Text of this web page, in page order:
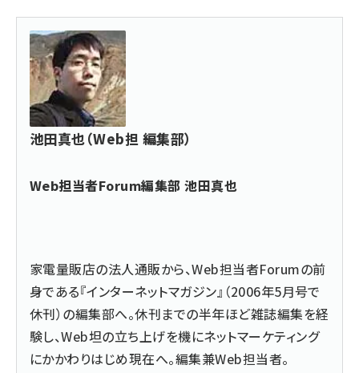
池田真也（Web担 編集部）
Web担当者Forum編集部 池田真也
家電量販店の法人通販から、Web担当者Forumの前
身である『インターネットマガジン』（2006年5月号で
休刊）の編集部へ。休刊までの半年ほど雑誌編集を経
験し、Web坦の立ち上げを機にネットマーケティング
にかかわりはじめ現在へ。編集兼Web担当者。